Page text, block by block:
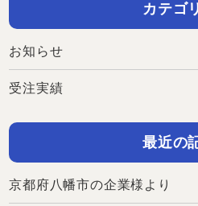
カテゴ
お知らせ
受注実績
最近の
京都府八幡市の企業様より